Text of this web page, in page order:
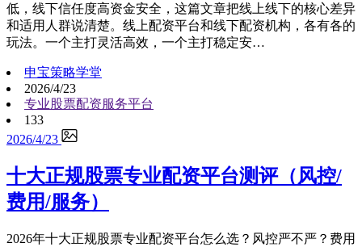
低，线下信任度高资金安全，这篇文章把线上线下的核心差异
和适用人群说清楚。线上配资平台和线下配资机构，各有各的
玩法。一个主打灵活高效，一个主打稳定安…
申宝策略学堂
2026/4/23
专业股票配资服务平台
133
2026/4/23
十大正规股票专业配资平台测评（风控/
费用/服务）
2026年十大正规股票专业配资平台怎么选？风控严不严？费用